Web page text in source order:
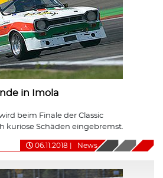
in Imola
beim Finale der Classic
kuriose Schäden eingebremst.
06.11.2018 News